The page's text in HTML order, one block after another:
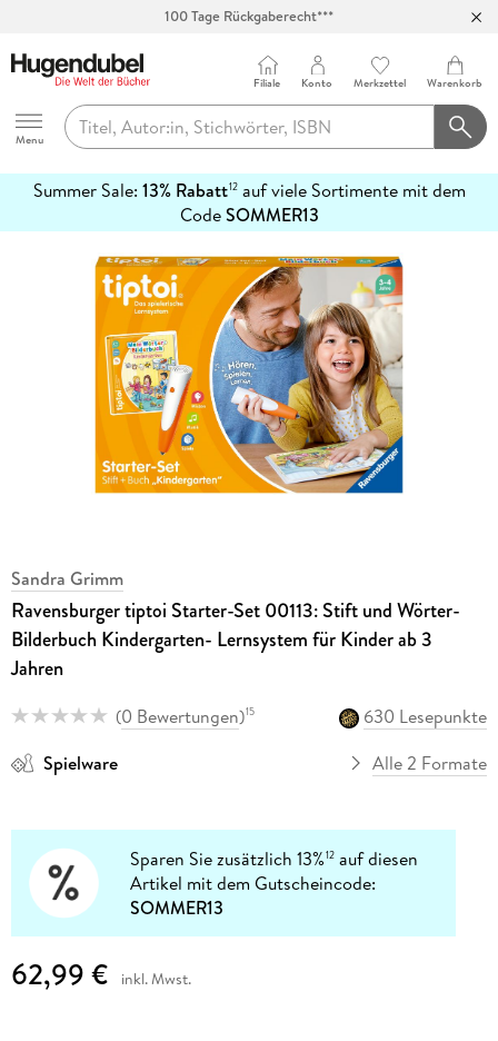
100 Tage Rückgaberecht***
Hugendubel
Menu
Filiale Konto Merkzettel Warenkorb
Summer Sale: 13% Rabatt12auf viele Sortimente mit dem
CodeSOMMER13
erfahren
Sandra Grimm
Ravensburger tiptoi Starter-Set 00113: Stift und Wörter-
Bilderbuch Kindergarten- Lernsystem für Kinder ab 3
Jahren
(0 Bewertungen)15
630 Lesepunkte
Spielware
Alle 2 Formate
Sparen Sie zusätzlich 13%12 auf diesen
Artikel mit dem Gutscheincode:
SOMMER13
62,99 € inkl. Mwst.